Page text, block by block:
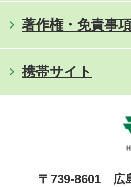
著作権・免責事
携帯サイト
〒739-8601 広